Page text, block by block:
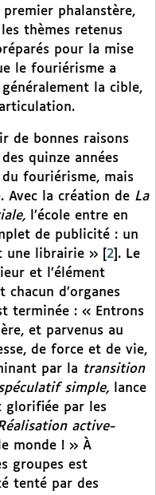
phalanstère,
thèmes retenus
pour la mise
le fouriérisme a
la cible,
de bonnes raisons
quinze années
fouriérisme, mais
Avec la création de La
l’école entre en
de publicité : un
une librairie »
2 . Le
et l’élément
d’organes
terminée : « Entrons
et parvenus au
de force et de vie,
par la transition
simple, lance
glorifiée par les
active-
monde ! » À
groupes est
tenté par des